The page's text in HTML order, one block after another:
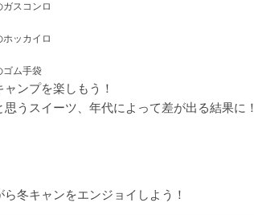
スコンロ
ッカイロ
ゴム手袋
ンプを楽しもう！
うスイーツ、年代によって差が出る結果に！
冬キャンをエンジョイしよう！